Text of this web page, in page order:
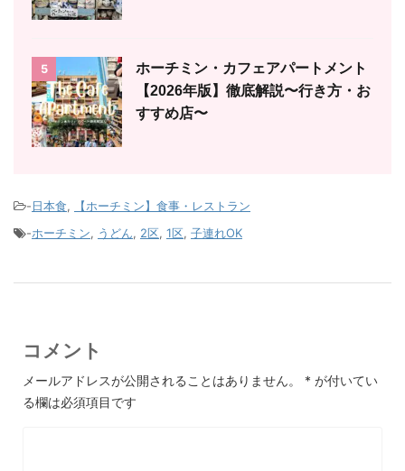
5
ホーチミン・カフェアパートメント
【2026年版】徹底解説〜行き方・お
すすめ店〜
-日本食,
【ホーチミン】食事・レストラン
-ホーチミン, うどん, 2区, 1区, 子連れOK
コメント
メールアドレスが公開されることはありません。 * が付いてい
る欄は必須項目です